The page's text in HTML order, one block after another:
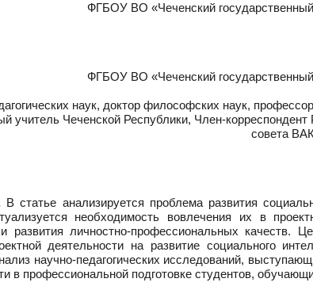
ФГБОУ ВО «Чеченский
ФГБОУ ВО «Чеченский
наук, доктор философских наук,
учитель Чеченской Республики, Член-
совета
В статье анализируется проблема развития
необходимость вовлечения их в
и развития личностно-профессиональных качеств.
деятельности на развитие социального
научно-педагогических исследований,
в профессиональной подготовке студентов,